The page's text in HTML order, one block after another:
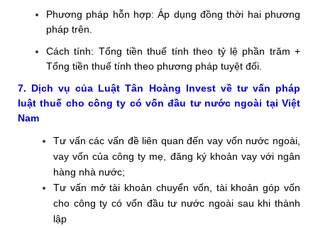
Phương pháp hỗn hợp: Áp dụng đồng thời hai phương
pháp trên.
Cách tính: Tổng tiền thuế tính theo tỷ lệ phần trăm +
Tổng tiền thuế tính theo phương pháp tuyệt đối.
7. Dịch vụ của Luật Tân Hoàng Invest về tư vấn pháp
luật thuế cho công ty có vốn đầu tư nước ngoài tại Việt
Nam
Tư vấn các vấn đề liên quan đến vay vốn nước ngoài,
vay vốn của công ty mẹ, đăng ký khoản vay với ngân
hàng nhà nước;
Tư vấn mở tài khoản chuyển vốn, tài khoản góp vốn
cho công ty có vốn đầu tư nước ngoài sau khi thành
lập